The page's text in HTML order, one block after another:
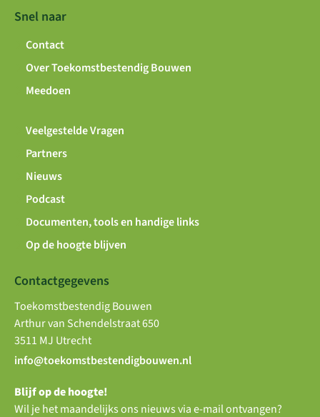
Snel naar
Contact
Over Toekomstbestendig Bouwen
Meedoen
Veelgestelde Vragen
Partners
Nieuws
Podcast
Documenten, tools en handige links
Op de hoogte blijven
Contactgegevens
Toekomstbestendig Bouwen
Arthur van Schendelstraat 650
3511 MJ Utrecht
info@toekomstbestendigbouwen.nl
Blijf op de hoogte!
Wil je het maandelijks ons nieuws via e-mail ontvangen?